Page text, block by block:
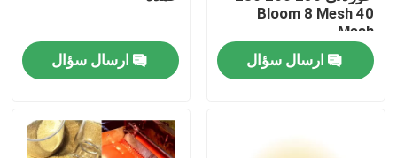
کنترل کیفیت
با ما تماس بگیرید
Bloom 8 Mesh 40
Mesh
ارسال سؤال
ارسال سؤال